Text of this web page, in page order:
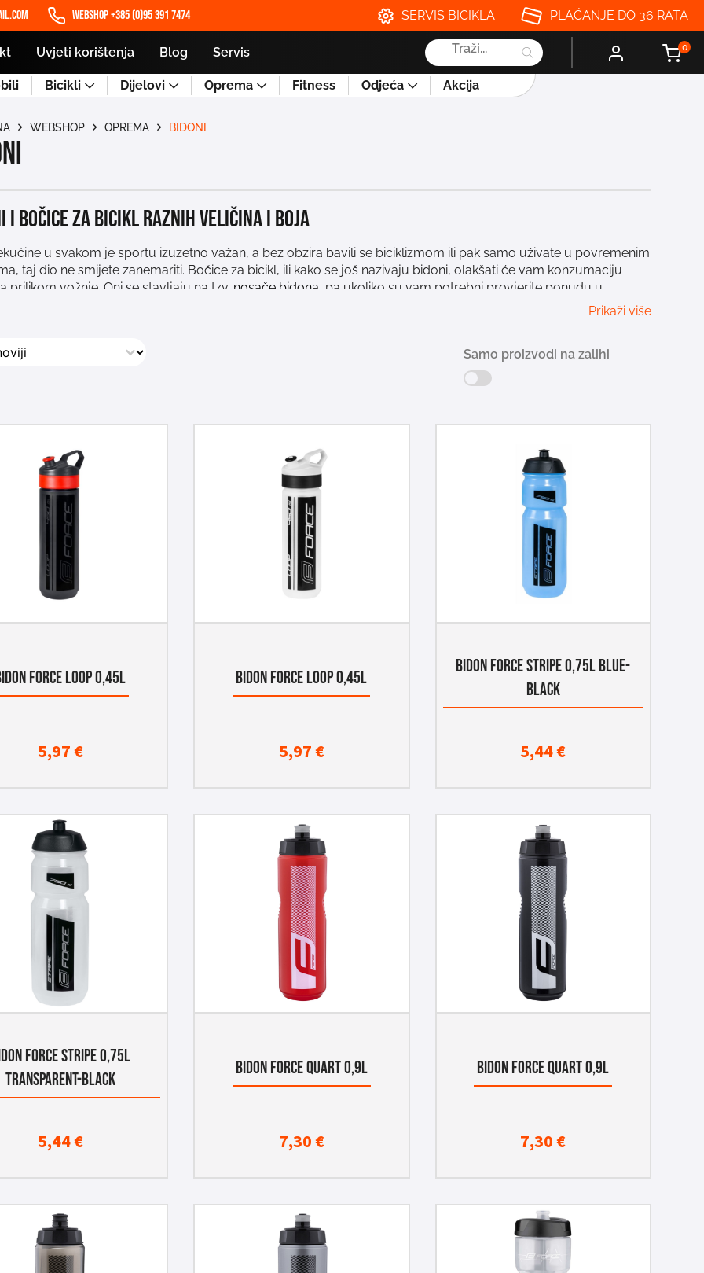
WEBSHOP +385 (0)95 391 7474 SERVIS BICIKLA PLAĆANJE DO 36 RATA
Uvjeti korištenja Blog Servis
Products
search
0
Bicikli Dijelovi Oprema Fitness Odjeća Akcija
WEBSHOP OPREMA BIDONI
i bočice za bicikl raznih veličina i boja
u svakom je sportu izuzetno važan, a bez obzira bavili se biciklizmom ili pak samo uživate u povremenim
taj dio ne smijete zanemariti. Bočice za bicikl, ili kako se još nazivaju bidoni, olakšati će vam konzumaciju
prilikom vožnje. Oni se stavljaju na tzv. nosače bidona , pa ukoliko su vam potrebni provjerite ponudu u
kategoriji! Bidoni su izrađeni od plastike kako bi bili što lakši, a dolaze sa čepom koji omogućuje lakoPrikaži više
Samo proizvodi na zalihi
FORCE LOOP 0,45L
5,97€
BIDON FORCE LOOP 0,45L
5,97€
BIDON FORCE STRIPE 0,75L BLUE-
BLACK
5,44€
FORCE STRIPE 0,75L
TRANSPARENT-BLACK
5,44€
BIDON FORCE QUART 0,9L
7,30€
BIDON FORCE QUART 0,9L
7,30€